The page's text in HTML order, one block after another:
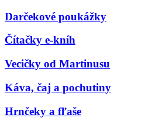
Darčekové poukážky
Čítačky e-kníh
Vecičky od Martinusu
Káva, čaj a pochutiny
Hrnčeky a fľaše